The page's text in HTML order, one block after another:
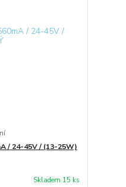
/ 24-45V / (13-25W)
Skladem 15 ks